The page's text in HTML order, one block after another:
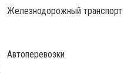
Железнодорожный транспорт
Автоперевозки